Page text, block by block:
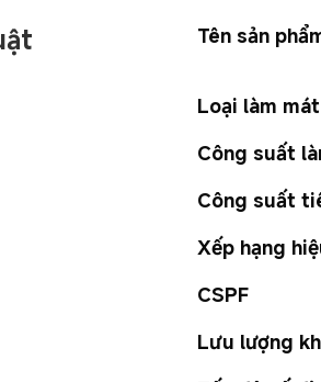
Tên sản
Loại làm mát
Công suất
Công suất
Xếp hạng
CSPF
Lưu lượng